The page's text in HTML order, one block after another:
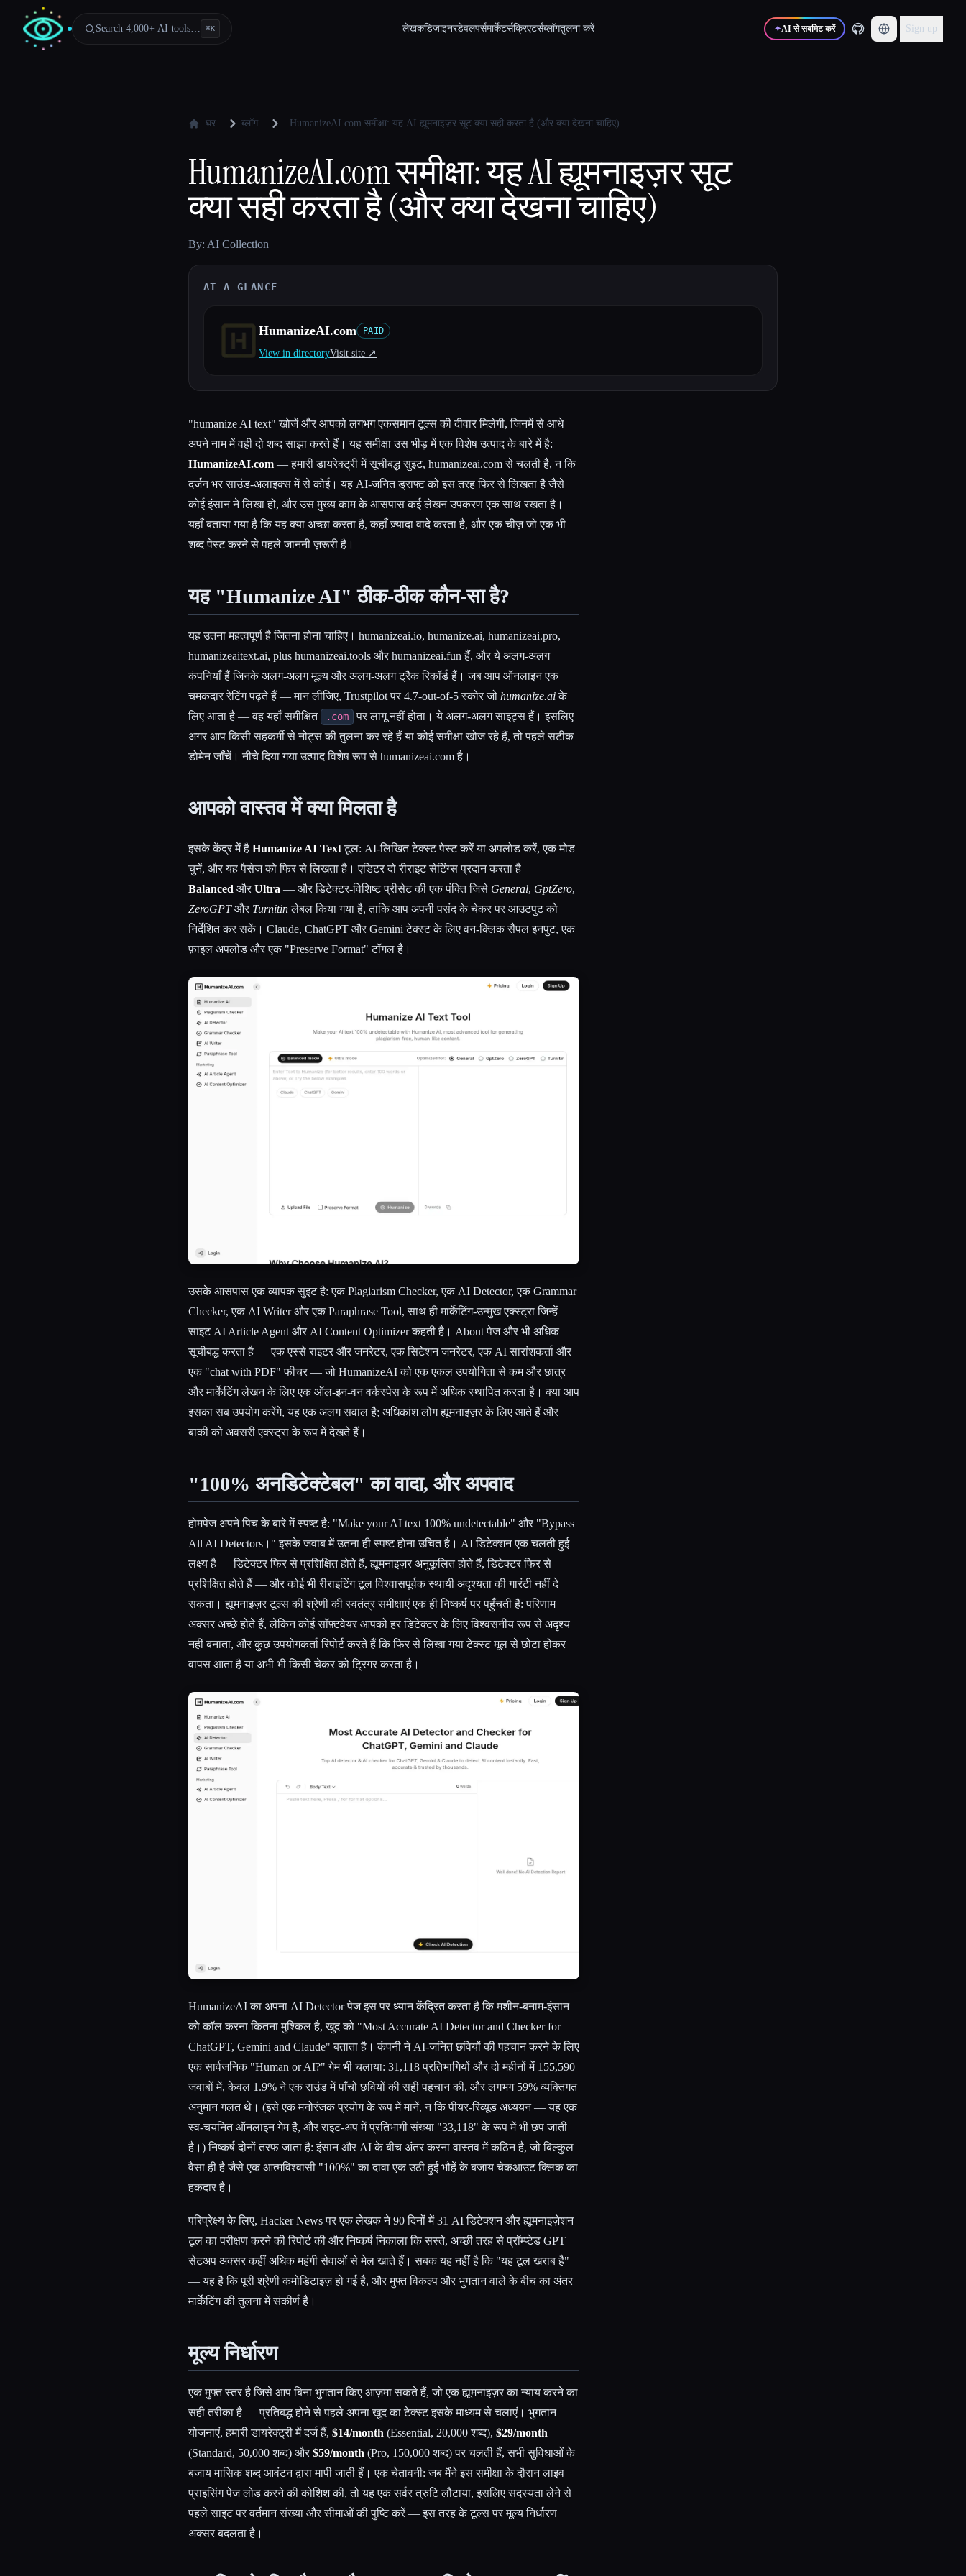
Search 4,000+ AI tools… ⌘K लेखकडिज़ाइनरडेवलपर्समार्केटर्सक्रिएटर्सब्लॉगतुलना करें ✦AI से सबमिट करें Sign up
घर ब्लॉग HumanizeAI.com समीक्षा: यह AI ह्यूमनाइज़र सूट क्या सही करता है (और क्या देखना चाहिए)
HumanizeAI.com समीक्षा: यह AI ह्यूमनाइज़र सूट
क्या सही करता है (और क्या देखना चाहिए)
By: AI Collection
AT A GLANCE
HumanizeAI.com PAID
View in directoryVisit site ↗︎
"humanize AI text" खोजें और आपको लगभग एकसमान टूल्स की दीवार मिलेगी, जिनमें से आधे
अपने नाम में वही दो शब्द साझा करते हैं। यह समीक्षा उस भीड़ में एक विशेष उत्पाद के बारे में है:
HumanizeAI.com — हमारी डायरेक्ट्री में सूचीबद्ध सुइट, humanizeai.com से चलती है, न कि
दर्जन भर साउंड-अलाइक्स में से कोई। यह AI-जनित ड्राफ्ट को इस तरह फिर से लिखता है जैसे
कोई इंसान ने लिखा हो, और उस मुख्य काम के आसपास कई लेखन उपकरण एक साथ रखता है।
यहाँ बताया गया है कि यह क्या अच्छा करता है, कहाँ ज़्यादा वादे करता है, और एक चीज़ जो एक भी
शब्द पेस्ट करने से पहले जाननी ज़रूरी है।
यह "Humanize AI" ठीक-ठीक कौन-सा है?
यह उतना महत्वपूर्ण है जितना होना चाहिए। humanizeai.io, humanize.ai, humanizeai.pro,
humanizeaitext.ai, plus humanizeai.tools और humanizeai.fun हैं, और ये अलग-अलग
कंपनियाँ हैं जिनके अलग-अलग मूल्य और अलग-अलग ट्रैक रिकॉर्ड हैं। जब आप ऑनलाइन एक
चमकदार रेटिंग पढ़ते हैं — मान लीजिए, Trustpilot पर 4.7-out-of-5 स्कोर जो humanize.aiके
लिए आता है — वह यहाँ समीक्षित
.com
पर लागू नहीं होता। ये अलग-अलग साइट्स हैं। इसलिए
अगर आप किसी सहकर्मी से नोट्स की तुलना कर रहे हैं या कोई समीक्षा खोज रहे हैं, तो पहले सटीक
डोमेन जाँचें। नीचे दिया गया उत्पाद विशेष रूप से humanizeai.com है।
आपको वास्तव में क्या मिलता है
इसके केंद्र में है Humanize AI Textटूल: AI-लिखित टेक्स्ट पेस्ट करें या अपलोड करें, एक मोड
चुनें, और यह पैसेज को फिर से लिखता है। एडिटर दो रीराइट सेटिंग्स प्रदान करता है —
Balanced और Ultra — और डिटेक्टर-विशिष्ट प्रीसेट की एक पंक्ति जिसे General, GptZero,
ZeroGPTऔर Turnitinलेबल किया गया है, ताकि आप अपनी पसंद के चेकर पर आउटपुट को
निर्देशित कर सकें। Claude, ChatGPT और Gemini टेक्स्ट के लिए वन-क्लिक सैंपल इनपुट, एक
फ़ाइल अपलोड और एक "Preserve Format" टॉगल है।
उसके आसपास एक व्यापक सुइट है: एक Plagiarism Checker, एक AI Detector, एक Grammar
Checker, एक AI Writer और एक Paraphrase Tool, साथ ही मार्केटिंग-उन्मुख एक्स्ट्रा जिन्हें
साइट AI Article Agent और AI Content Optimizer कहती है। About पेज और भी अधिक
सूचीबद्ध करता है — एक एस्से राइटर और जनरेटर, एक सिटेशन जनरेटर, एक AI सारांशकर्ता और
एक "chat with PDF" फीचर — जो HumanizeAI को एक एकल उपयोगिता से कम और छात्र
और मार्केटिंग लेखन के लिए एक ऑल-इन-वन वर्कस्पेस के रूप में अधिक स्थापित करता है। क्या आप
इसका सब उपयोग करेंगे, यह एक अलग सवाल है; अधिकांश लोग ह्यूमनाइज़र के लिए आते हैं और
बाकी को अवसरी एक्स्ट्रा के रूप में देखते हैं।
"100% अनडिटेक्टेबल" का वादा, और अपवाद
होमपेज अपने पिच के बारे में स्पष्ट है: "Make your AI text 100% undetectable" और "Bypass
All AI Detectors।" इसके जवाब में उतना ही स्पष्ट होना उचित है। AI डिटेक्शन एक चलती हुई
लक्ष्य है — डिटेक्टर फिर से प्रशिक्षित होते हैं, ह्यूमनाइज़र अनुकूलित होते हैं, डिटेक्टर फिर से
प्रशिक्षित होते हैं — और कोई भी रीराइटिंग टूल विश्वासपूर्वक स्थायी अदृश्यता की गारंटी नहीं दे
सकता। ह्यूमनाइज़र टूल्स की श्रेणी की स्वतंत्र समीक्षाएं एक ही निष्कर्ष पर पहुँचती हैं: परिणाम
अक्सर अच्छे होते हैं, लेकिन कोई सॉफ़्टवेयर आपको हर डिटेक्टर के लिए विश्वसनीय रूप से अदृश्य
नहीं बनाता, और कुछ उपयोगकर्ता रिपोर्ट करते हैं कि फिर से लिखा गया टेक्स्ट मूल से छोटा होकर
वापस आता है या अभी भी किसी चेकर को ट्रिगर करता है।
HumanizeAI का अपना AI Detector पेज इस पर ध्यान केंद्रित करता है कि मशीन-बनाम-इंसान
को कॉल करना कितना मुश्किल है, खुद को "Most Accurate AI Detector and Checker for
ChatGPT, Gemini and Claude" बताता है। कंपनी ने AI-जनित छवियों की पहचान करने के लिए
एक सार्वजनिक "Human or AI?" गेम भी चलाया: 31,118 प्रतिभागियों और दो महीनों में 155,590
जवाबों में, केवल 1.9% ने एक राउंड में पाँचों छवियों की सही पहचान की, और लगभग 59% व्यक्तिगत
अनुमान गलत थे। (इसे एक मनोरंजक प्रयोग के रूप में मानें, न कि पीयर-रिव्यूड अध्ययन — यह एक
स्व-चयनित ऑनलाइन गेम है, और राइट-अप में प्रतिभागी संख्या "33,118" के रूप में भी छप जाती
है।) निष्कर्ष दोनों तरफ जाता है: इंसान और AI के बीच अंतर करना वास्तव में कठिन है, जो बिल्कुल
वैसा ही है जैसे एक आत्मविश्वासी "100%" का दावा एक उठी हुई भौहें के बजाय चेकआउट क्लिक का
हकदार है।
परिप्रेक्ष्य के लिए, Hacker News पर एक लेखक ने 90 दिनों में 31 AI डिटेक्शन और ह्यूमनाइज़ेशन
टूल का परीक्षण करने की रिपोर्ट की और निष्कर्ष निकाला कि सस्ते, अच्छी तरह से प्रॉम्प्टेड GPT
सेटअप अक्सर कहीं अधिक महंगी सेवाओं से मेल खाते हैं। सबक यह नहीं है कि "यह टूल खराब है"
— यह है कि पूरी श्रेणी कमोडिटाइज़ हो गई है, और मुफ्त विकल्प और भुगतान वाले के बीच का अंतर
मार्केटिंग की तुलना में संकीर्ण है।
मूल्य निर्धारण
एक मुफ्त स्तर है जिसे आप बिना भुगतान किए आज़मा सकते हैं, जो एक ह्यूमनाइज़र का न्याय करने का
सही तरीका है — प्रतिबद्ध होने से पहले अपना खुद का टेक्स्ट इसके माध्यम से चलाएं। भुगतान
योजनाएं, हमारी डायरेक्ट्री में दर्ज हैं, $14/month (Essential, 20,000 शब्द), $29/month
(Standard, 50,000 शब्द) और $59/month (Pro, 150,000 शब्द) पर चलती हैं, सभी सुविधाओं के
बजाय मासिक शब्द आवंटन द्वारा मापी जाती हैं। एक चेतावनी: जब मैंने इस समीक्षा के दौरान लाइव
प्राइसिंग पेज लोड करने की कोशिश की, तो यह एक सर्वर त्रुटि लौटाया, इसलिए सदस्यता लेने से
पहले साइट पर वर्तमान संख्या और सीमाओं की पुष्टि करें — इस तरह के टूल्स पर मूल्य निर्धारण
अक्सर बदलता है।